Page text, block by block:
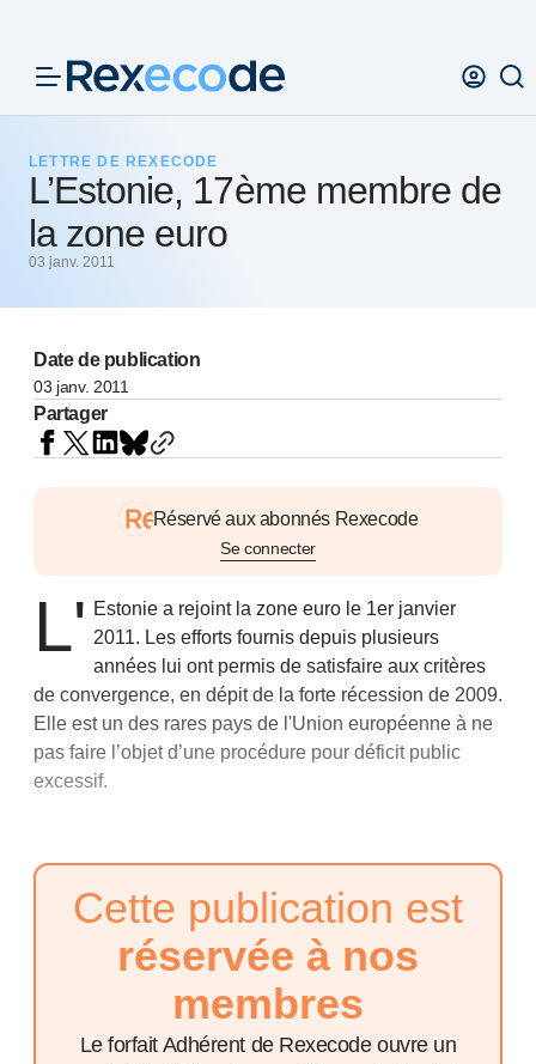
LETTRE DE REXECODE
L’Estonie, 17ème membre de
la zone euro
03 janv. 2011
Date de publication
03 janv. 2011
Partager
Réservé aux abonnés Rexecode
Se connecter
L' Estonie a rejoint la zone euro le 1er janvier
2011. Les efforts fournis depuis plusieurs
années lui ont permis de satisfaire aux critères
de convergence, en dépit de la forte récession de 2009.
Elle est un des rares pays de l'Union européenne à ne
pas faire l’objet d’une procédure pour déficit public
excessif.
Cette publication est
réservée à nos
membres
Le forfait Adhérent de Rexecode ouvre un